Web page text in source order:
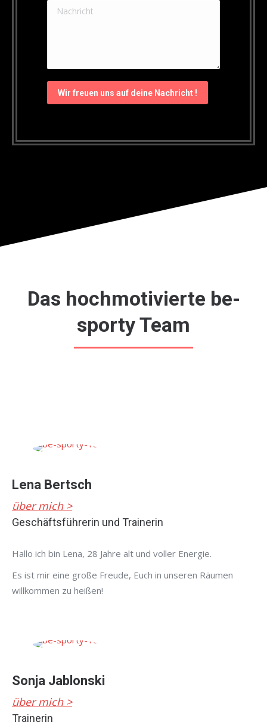
Nachricht
Wir freuen uns auf deine Nachricht !
Das hochmotivierte be-
sporty Team
Lena Bertsch
über mich >
Geschäftsführerin und Trainerin
Hallo ich bin Lena, 28 Jahre alt und voller Energie.
Es ist mir eine große Freude, Euch in unseren Räumen
willkommen zu heißen!
Sonja Jablonski
über mich >
Trainerin